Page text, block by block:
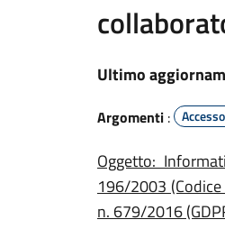
Ultimo
Argomenti :
Oggetto:
196/2003
n. 679/2016